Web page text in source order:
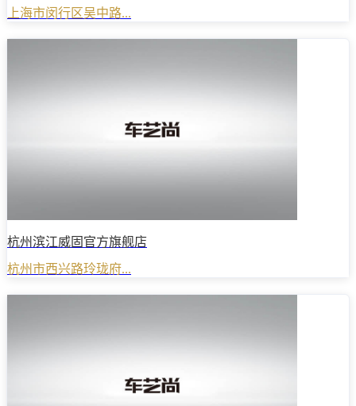
上海市闵行区吴中路...
杭州滨江威固官方旗舰店
杭州市西兴路玲珑府...